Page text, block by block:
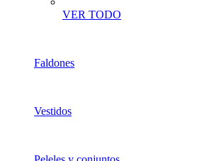
VER TODO
Faldones
Vestidos